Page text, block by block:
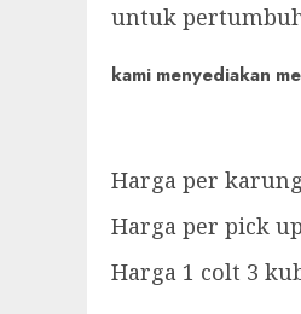
untuk
kami menyediakan
Harga per
Harga per pick
Harga 1 colt 3